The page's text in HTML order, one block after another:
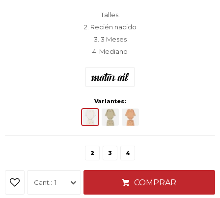
Talles:
2. Recién nacido
3. 3 Meses
4. Mediano
Variantes:
2 3 4
1 COMPRAR